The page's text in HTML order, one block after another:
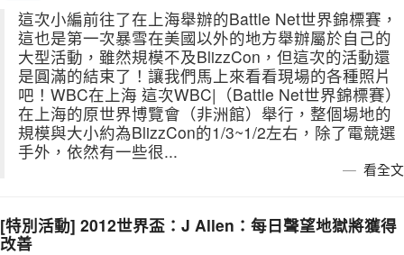
這次小編前往了在上海舉辦的Battle Net世界錦標賽，
這也是第一次暴雪在美國以外的地方舉辦屬於自己的
大型活動，雖然規模不及BlizzCon，但這次的活動還
是圓滿的結束了！讓我們馬上來看看現場的各種照片
吧！WBC在上海 這次WBC|（Battle Net世界錦標賽）
在上海的原世界博覽會（非洲館）舉行，整個場地的
規模與大小約為BlizzCon的1/3~1/2左右，除了電競選
手外，依然有一些很...
看全文
[特別活動] 2012世界盃：J Allen：每日聲望地獄將獲得
改善